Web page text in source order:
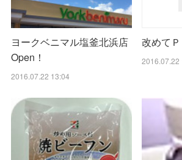
ヨークベニマル塩釜北浜店
Open！
2016.07.22 13:04
改めて
2016.07.22